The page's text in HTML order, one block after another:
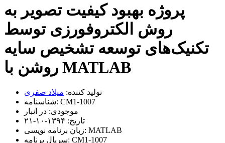
پروژه بهبود کیفیت تصویر به
روش الکتروفورزی توسط
تکنیک‌های توسعه تشخیص سایه
روشن با MATLAB
تولید کننده: میلاد صفری
شناسنامه: CM1-1007
موجودی: در انبار
تاریخ: ۱۳۹۴-۱۰-۲۱
زبان برنامه نویسی: MATLAB
سریال برنامه: CM1-1007